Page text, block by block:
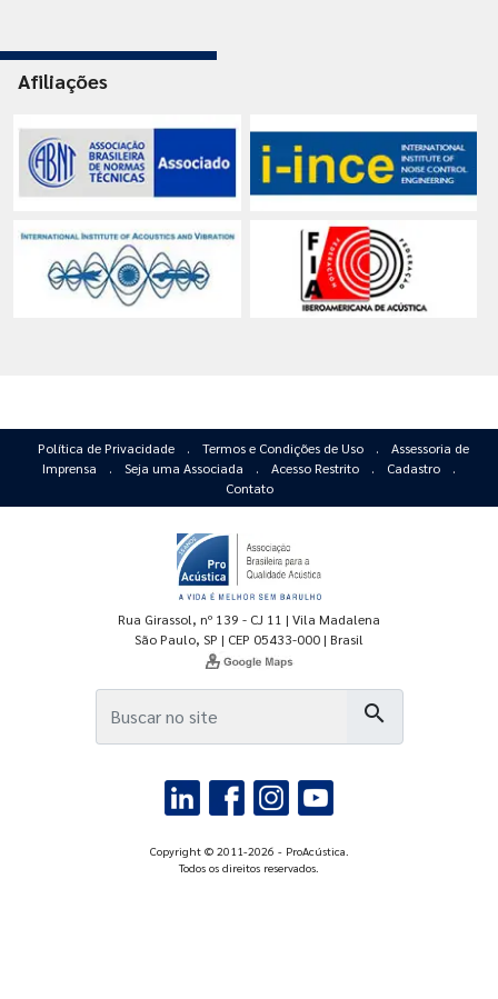
Afiliações
Política de Privacidade . Termos e Condições de Uso .
Assessoria de
Imprensa
. Seja uma Associada . Acesso Restrito . Cadastro
.
Contato
Rua Girassol, nº 139 - CJ 11 | Vila Madalena
São Paulo, SP | CEP 05433-000 | Brasil
search
Copyright © 2011-2026 - ProAcústica.
Todos os direitos reservados.